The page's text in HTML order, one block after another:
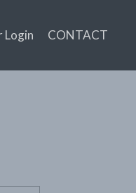
Login CONTACT